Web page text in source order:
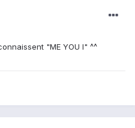
"ME YOU I" ^^